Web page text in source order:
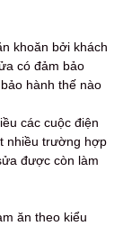
khoăn bởi khách
có đảm bảo
hành thế nào
các cuộc điện
nhiều trường hợp
được còn làm
ăn theo kiểu